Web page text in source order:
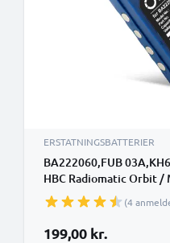
ERSTATNINGSBATTERIER
BA222060,FUB
HBC Radiomatic Orbit
TGA TGB 700mAh
BA222060,FUB
Fjernbetjening
(4
199,00 kr.